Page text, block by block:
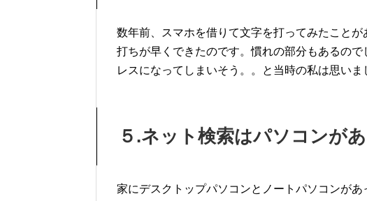
数年前、スマホを借りて文字を打ってみたこと
打ちが早くできたのです。慣れの部分もあるの
レスになってしまいそう。。と当時の私は思いま
５ .ネット検索はパソコンが
家にデスクトップパソコンとノートパソコンが